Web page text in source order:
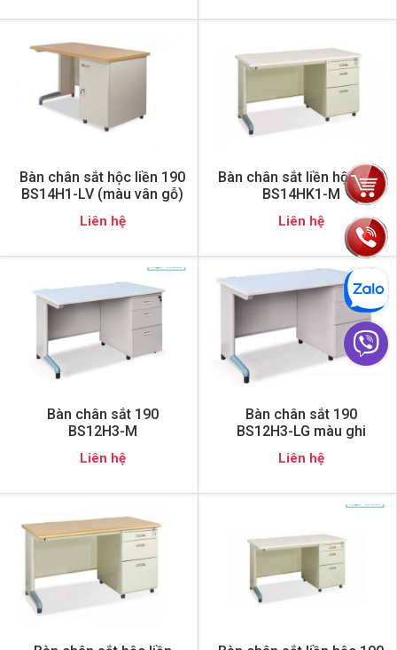
Bàn chân sắt hộc liền 190
BS14H1-LV (màu vân gỗ)
Liên hệ
Bàn chân sắt liền hộc 190
BS14HK1-M
Liên hệ
Bàn chân sắt 190
BS12H3-M
Liên hệ
Bàn chân sắt 190
BS12H3-LG màu ghi
Liên hệ